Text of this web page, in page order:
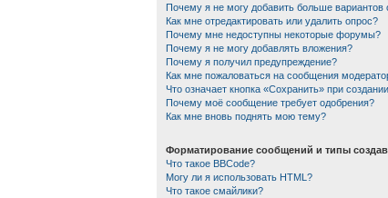
Почему я не могу добавить больше вариантов
Как мне отредактировать или удалить опрос?
Почему мне недоступны некоторые форумы?
Почему я не могу добавлять вложения?
Почему я получил предупреждение?
Как мне пожаловаться на сообщения
Что означает кнопка «Сохранить» при
Почему моё сообщение требует одобрения?
Как мне вновь поднять мою тему?
Форматирование сообщений и типы
Что такое BBCode?
Могу ли я использовать HTML?
Что такое смайлики?